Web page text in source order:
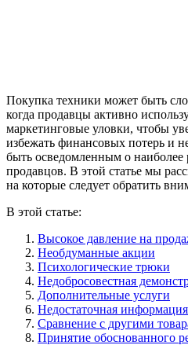
Покупка техники может быть
когда продавцы активно
маркетинговые уловки, чтобы
избежать финансовых потерь и
быть осведомленным о наиболее
продавцов. В этой статье мы
на которые следует обратить
В этой статье:
Высокое давление на
Необдуманные акции
Психологические трюки
Недобросовестная
Дополнительные услуги
Недостаточная
Сравнение с другими
Принятие обоснованного